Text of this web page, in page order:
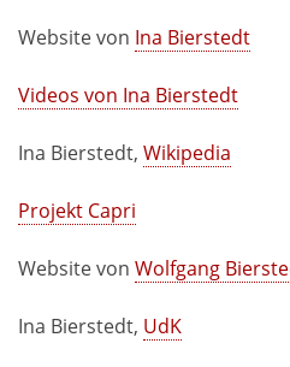
Website von Ina Bierstedt
Videos von Ina Bierstedt
Ina Bierstedt, Wikipedia
Projekt Capri
Website von Wolfgang
Ina Bierstedt, UdK